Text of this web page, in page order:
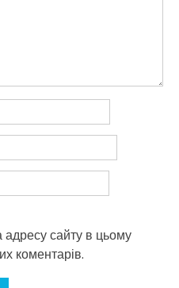
адресу сайту в цьому
коментарів.